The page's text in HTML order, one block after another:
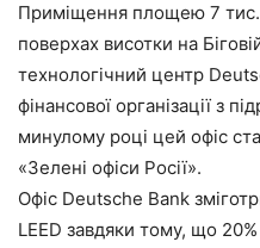
Приміщення площею 7 тис.
поверхах висотки на
технологічний центр
фінансової організації з
минулому році цей офіс
«Зелені офіси Росії».
Офіс Deutsche Bank
LEED завдяки тому, що